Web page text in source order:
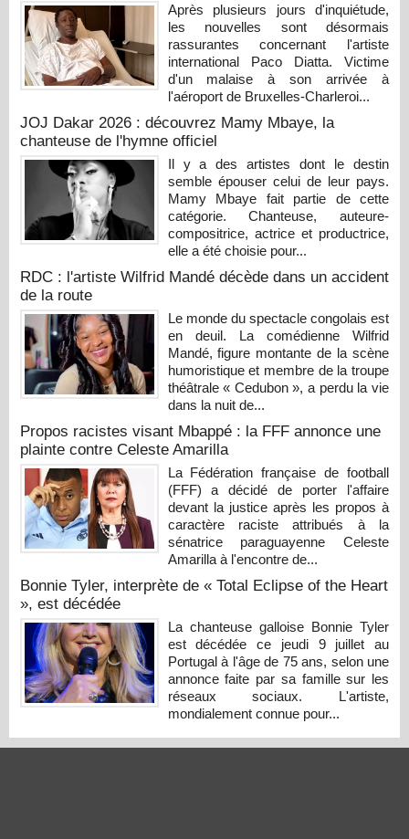
Après plusieurs jours d'inquiétude,
les nouvelles sont désormais
rassurantes concernant l'artiste
international Paco Diatta. Victime
d'un malaise à son arrivée à
l'aéroport de Bruxelles-Charleroi...
JOJ Dakar 2026 : découvrez Mamy Mbaye, la
chanteuse de l'hymne officiel
Il y a des artistes dont le destin
semble épouser celui de leur pays.
Mamy Mbaye fait partie de cette
catégorie. Chanteuse, auteure-
compositrice, actrice et productrice,
elle a été choisie pour...
RDC : l'artiste Wilfrid Mandé décède dans un accident
de la route
Le monde du spectacle congolais est
en deuil. La comédienne Wilfrid
Mandé, figure montante de la scène
humoristique et membre de la troupe
théâtrale « Cedubon », a perdu la vie
dans la nuit de...
Propos racistes visant Mbappé : la FFF annonce une
plainte contre Celeste Amarilla
La Fédération française de football
(FFF) a décidé de porter l'affaire
devant la justice après les propos à
caractère raciste attribués à la
sénatrice paraguayenne Celeste
Amarilla à l'encontre de...
Bonnie Tyler, interprète de « Total Eclipse of the Heart
», est décédée
La chanteuse galloise Bonnie Tyler
est décédée ce jeudi 9 juillet au
Portugal à l'âge de 75 ans, selon une
annonce faite par sa famille sur les
réseaux sociaux. L'artiste,
mondialement connue pour...